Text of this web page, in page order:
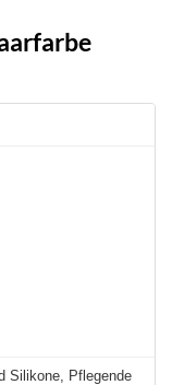
Silikone, Pflegende